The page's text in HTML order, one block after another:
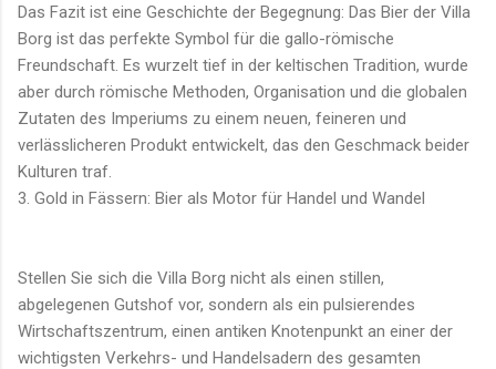
Das Fazit ist eine Geschichte der Begegnung: Das Bier der Villa
Borg ist das perfekte Symbol für die gallo-römische
Freundschaft. Es wurzelt tief in der keltischen Tradition, wurde
aber durch römische Methoden, Organisation und die globalen
Zutaten des Imperiums zu einem neuen, feineren und
verlässlicheren Produkt entwickelt, das den Geschmack beider
Kulturen traf.
3. Gold in Fässern: Bier als Motor für Handel und Wandel
Stellen Sie sich die Villa Borg nicht als einen stillen,
abgelegenen Gutshof vor, sondern als ein pulsierendes
Wirtschaftszentrum, einen antiken Knotenpunkt an einer der
wichtigsten Verkehrs- und Handelsadern des gesamten